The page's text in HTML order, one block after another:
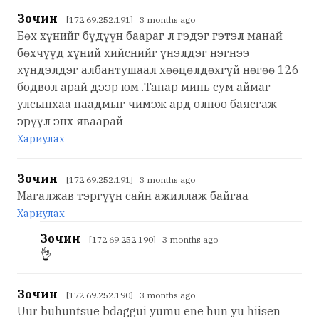
Зочин [172.69.252.191] 3 months ago
Бөх хүнийг бүдүүн баараг л гэдэг гэтэл манай
бөхчүүд хүний хийснийг үнэлдэг нэгнээ
хүндэлдэг албантушаал хөөцөлдөхгүй нөгөө 126
бодвол арай дээр юм .Танар минь сум аймаг
улсынхаа наадмыг чимэж ард олноо баясгаж
эрүүл энх яваарай
Хариулах
Зочин [172.69.252.191] 3 months ago
Магалжав тэргүүн сайн ажиллаж байгаа
Хариулах
Зочин [172.69.252.190] 3 months ago
👌
Зочин [172.69.252.190] 3 months ago
Uur buhuntsue bdaggui yumu ene hun yu hiisen